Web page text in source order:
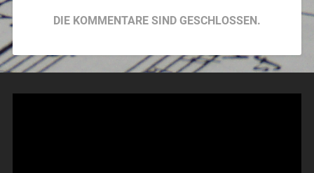
DIE KOMMENTARE SIND GESCHLOSSEN.